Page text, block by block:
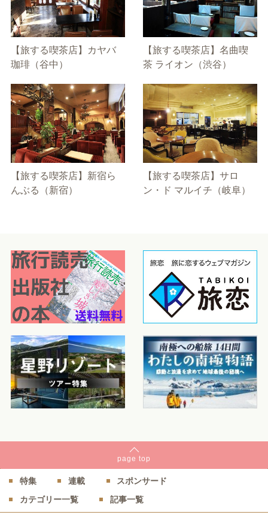
【旅する喫茶店】カヤバ
珈琲（谷中）
【旅する喫茶店】名曲喫
茶 ライオン（渋谷）
【旅する喫茶店】新宿ら
んぶる（新宿）
【旅する喫茶店】サロ
ン・ド マルイチ（岐阜）
page top
特集 連載
スポンサード
カテゴリー一覧
記事一覧